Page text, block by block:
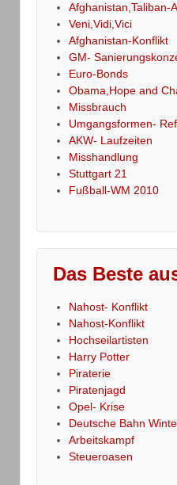
Afghanistan,Taliban-
Veni,Vidi,Vici
Afghanistan-Konflikt
GM-
Euro-Bonds
Obama,Hope and
Missbrauch
Umgangsformen-
AKW- Laufzeiten
Misshandlung
Stuttgart 21
Fußball-WM 2010
Das Beste
Nahost- Konflikt
Nahost-Konflikt
Hochseilartisten
Harry Potter
Piraterie
Piratenjagd
Opel- Krise
Deutsche Bahn
Arbeitskampf
Steueroasen